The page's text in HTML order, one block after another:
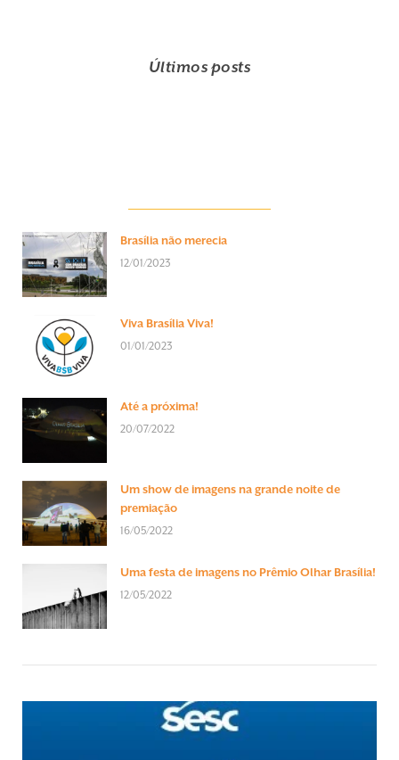
Últimos posts
Brasília não merecia
12/01/2023
Viva Brasília Viva!
01/01/2023
Até a próxima!
20/07/2022
Um show de imagens na grande noite de
premiação
16/05/2022
Uma festa de imagens no Prêmio Olhar Brasília!
12/05/2022